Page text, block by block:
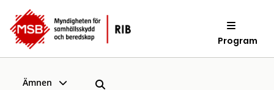
Program
Ämnen